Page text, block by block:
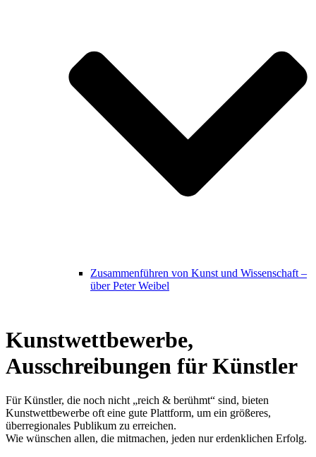
Zusammenführen von Kunst und Wissenschaft –
über Peter Weibel
Kunstwettbewerbe,
Ausschreibungen für Künstler
Für Künstler, die noch nicht „reich & berühmt“ sind, bieten
Kunstwettbewerbe oft eine gute Plattform, um ein größeres,
überregionales Publikum zu erreichen.
Wie wünschen allen, die mitmachen, jeden nur erdenklichen Erfolg.